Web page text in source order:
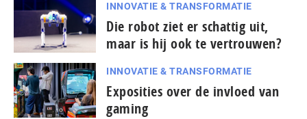
INNOVATIE & TRANSFORMATIE
Die robot ziet er schattig uit,
maar is hij ook te vertrouwen?
INNOVATIE & TRANSFORMATIE
Exposities over de invloed van
gaming